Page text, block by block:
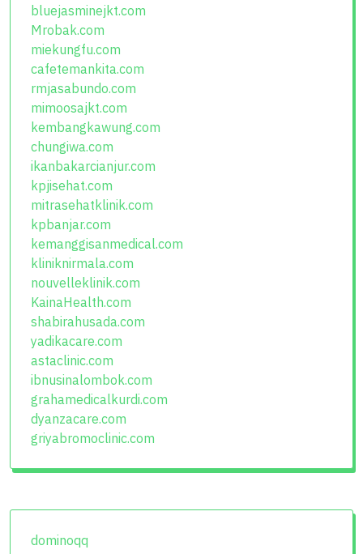
bluejasminejkt.com
Mrobak.com
miekungfu.com
cafetemankita.com
rmjasabundo.com
mimoosajkt.com
kembangkawung.com
chungiwa.com
ikanbakarcianjur.com
kpjisehat.com
mitrasehatklinik.com
kpbanjar.com
kemanggisanmedical.com
kliniknirmala.com
nouvelleklinik.com
KainaHealth.com
shabirahusada.com
yadikacare.com
astaclinic.com
ibnusinalombok.com
grahamedicalkurdi.com
dyanzacare.com
griyabromoclinic.com
dominoqq